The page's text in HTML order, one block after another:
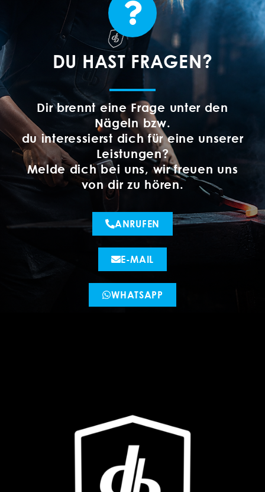
DU HAST FRAGEN?
Dir brennt eine Frage unter den
Nägeln bzw.
du interessierst dich für eine unserer
Leistungen?
Melde dich bei uns, wir freuen uns
von dir zu hören.
ANRUFEN
E-MAIL
WHATSAPP